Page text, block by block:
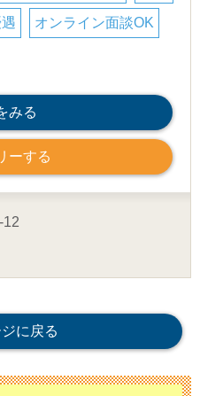
オンライン面談OK
みる
ーする
12
に戻る